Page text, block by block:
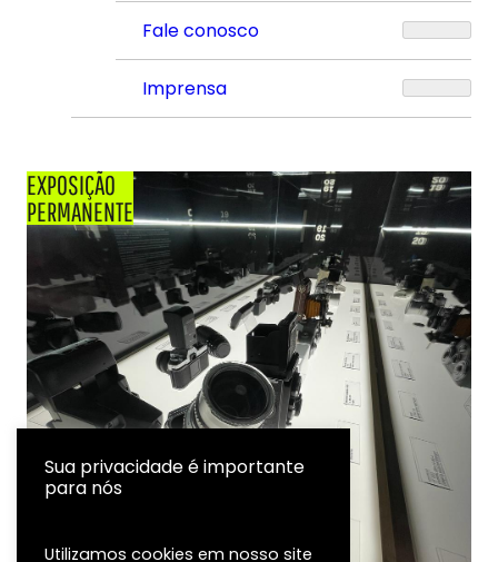
Fale conosco
Imprensa
EXPOSIÇÃO
PERMANENTE
Sua privacidade é importante
para nós
Utilizamos cookies em nosso site